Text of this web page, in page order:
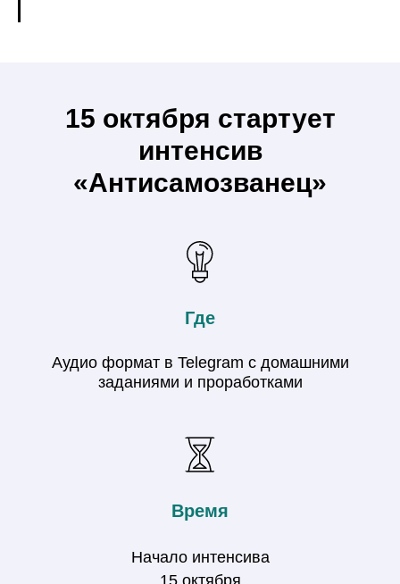
15 октября стартует
интенсив
«Антисамозванец»
Где
Аудио формат в Telegram с домашними
заданиями и проработками
Время
Начало интенсива
15 октября